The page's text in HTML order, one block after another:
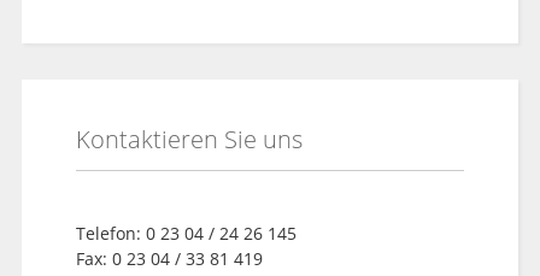
Kontaktieren Sie uns
Telefon: 0 23 04 / 24 26 145
Fax: 0 23 04 / 33 81 419